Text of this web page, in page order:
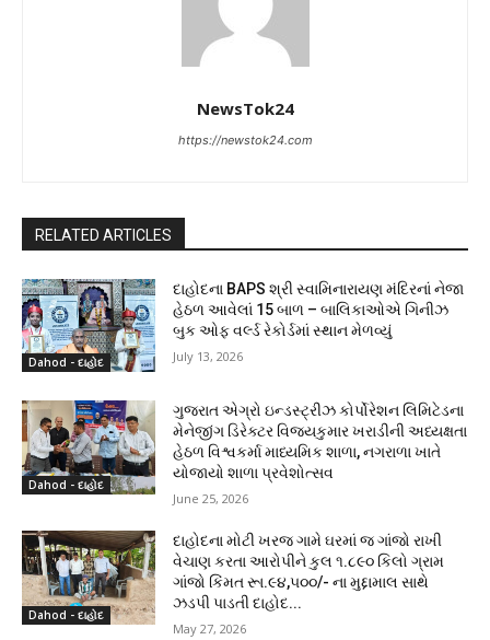
NewsTok24
https://newstok24.com
RELATED ARTICLES
Dahod - દાહોદ
દાહોદના BAPS શ્રી સ્વામિનારાયણ મંદિરનાં નેજા
હેઠળ આવેલાં 15 બાળ – બાલિકાઓએ ગિનીઝ
બુક ઓફ વર્લ્ડ રેકોર્ડમાં સ્થાન મેળવ્યું
July 13, 2026
Dahod - દાહોદ
ગુજરાત એગ્રો ઇન્ડસ્ટ્રીઝ કોર્પોરેશન લિમિટેડના
મેનેજીંગ ડિરેક્ટર વિજયકુમાર ખરાડીની અધ્યક્ષતા
હેઠળ વિશ્વકર્મા માધ્યમિક શાળા, નગરાળા ખાતે
યોજાયો શાળા પ્રવેશોત્સવ
June 25, 2026
Dahod - દાહોદ
દાહોદના મોટી ખરજ ગામે ઘરમાં જ ગાંજો રાખી
વેચાણ કરતા આરોપીને કુલ ૧.૮૯૦ કિલો ગ્રામ
ગાંજો કિંમત રૂા.૯૪,૫૦૦/- ના મુદ્દામાલ સાથે
ઝડપી પાડતી દાહોદ...
May 27, 2026